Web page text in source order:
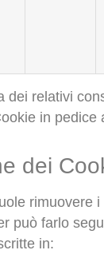
dei relativi
in pedice
dei
rimuovere
può farlo
in: